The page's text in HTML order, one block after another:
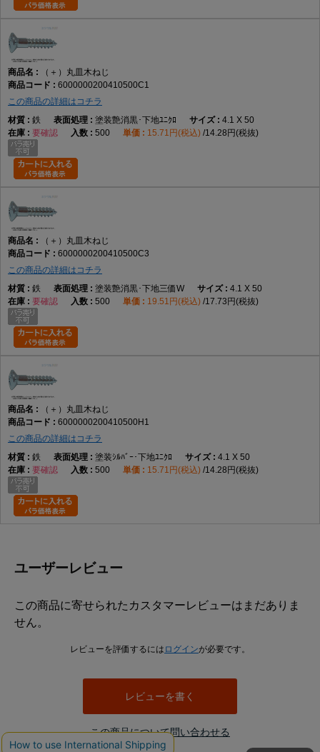
この商品について問い合わせる
（＋）丸皿木ねじ
6000000200410500C1
この商品の詳細はコチラ
鉄
塗装艶消黒･下地ﾕﾆｸﾛ
4.1 X 50
要確認
500 15.71円(税込) 14.28円(税抜)
（＋）丸皿木ねじ
6000000200410500C3
この商品の詳細はコチラ
鉄
塗装艶消黒･下地三価W
4.1 X 50
要確認
500 19.51円(税込) 17.73円(税抜)
（＋）丸皿木ねじ
6000000200410500H1
この商品の詳細はコチラ
鉄
塗装ｼﾙﾊﾞｰ･下地ﾕﾆｸﾛ
4.1 X 50
要確認
500 15.71円(税込) 14.28円(税抜)
ユーザーレビュー
この商品に寄せられたカスタマーレビューはまだありま
せん。
レビューを評価するには ログインが必要です。
レビューを書く